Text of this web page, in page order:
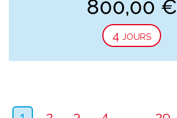
800,00 €
4 jours